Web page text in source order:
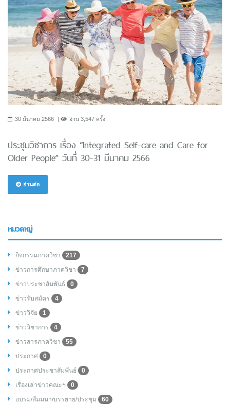
30 มีนาคม 2566 อ่าน 3,547 ครั้ง
ประชุมวิชาการ เรื่อง “Integrated Self-care and Care for
Older People” วันที่ 30-31 มีนาคม 2566
อ่านต่อ
หมวดหมู่
กิจกรรมภาควิชา
217
ข่าวการศึกษาภาควิชา
7
ข่าวประชาสัมพันธ์
0
ข่าวรับสมัคร
4
ข่าววิจัย
1
ข่าววิชาการ
4
ข่าวสารภาควิชา
55
ประกาศ
0
ประกาศประชาสัมพันธ์
0
เรื่องเล่าข่าวคณะฯ
0
อบรม/สัมมนา/บรรยาย/ประชุม
60